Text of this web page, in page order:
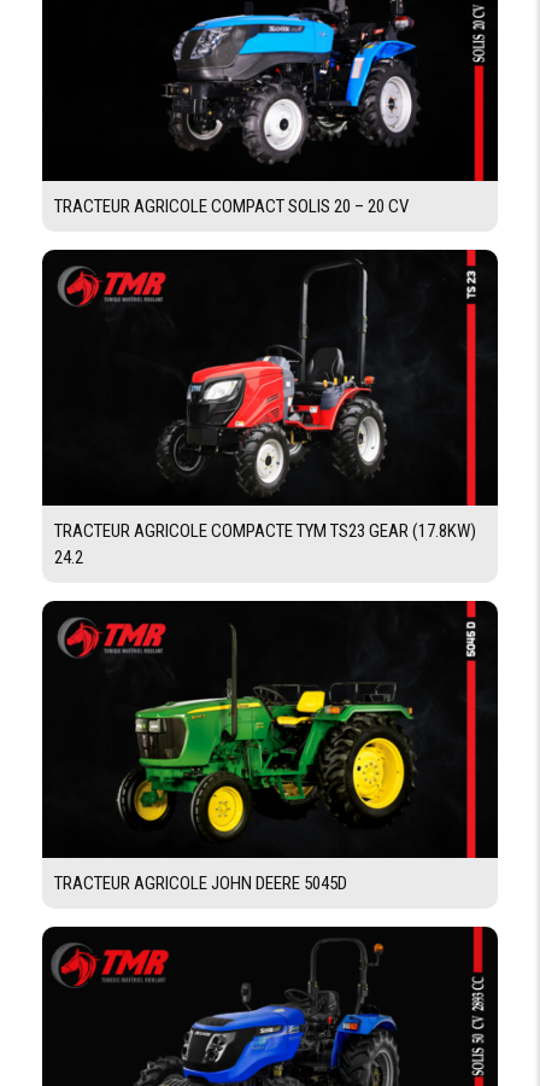
75 Ah ou 88 Ah en option
DIMENSIONS ET POIDS
EMPATTEMENT 2WD /4WD 1910 mm
HAUTEUR
HORS TOUT
2300 mm
2WD /4WD 3440 mm
2WD 1645kg / 4WD 1738kg
Demande De Devis
Demande Financement
TRACTEUR AGRICOLE COMPACT SOLIS 20 – 20 CV
TRACTEUR AGRICOLE COMPACTE TYM TS23 GEAR (17.8KW)
24.2
TRACTEUR AGRICOLE JOHN DEERE 5045D